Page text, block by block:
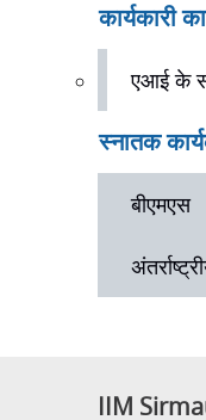
एआई के
बीएमएस
IIM